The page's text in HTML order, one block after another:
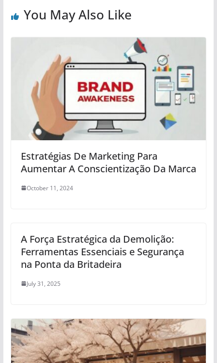
You May Also Like
Estratégias De Marketing Para
Aumentar A Conscientização Da Marca
October 11, 2024
A Força Estratégica da Demolição:
Ferramentas Essenciais e Segurança
na Ponta da Britadeira
July 31, 2025